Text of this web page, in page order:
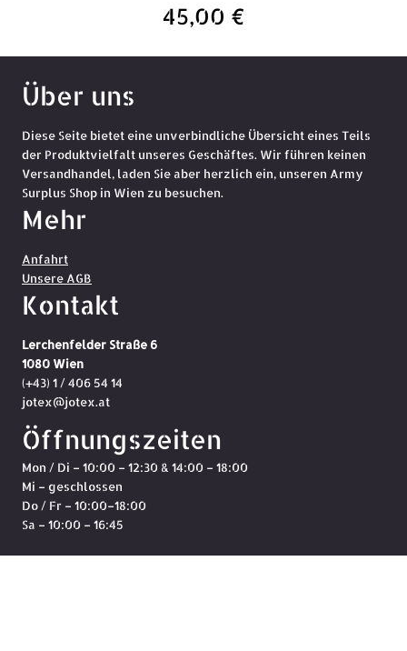
45,00 €
Über uns
Diese Seite bietet eine unverbindliche Übersicht eines Teils
der Produktvielfalt unseres Geschäftes. Wir führen keinen
Versandhandel, laden Sie aber herzlich ein, unseren Army
Surplus Shop in Wien zu besuchen.
Mehr
Anfahrt
Unsere AGB
Kontakt
Lerchenfelder Straße 6
1080 Wien
(+43) 1 / 406 54 14
jotex@jotex.at
Öffnungszeiten
Mon / Di – 10:00 – 12:30 & 14:00 – 18:00
Mi – geschlossen
Do / Fr – 10:00–18:00
Sa – 10:00 – 16:45